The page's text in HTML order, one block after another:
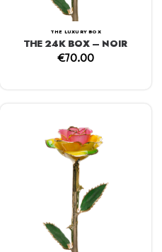
THE LUXURY BOX
THE 24K BOX – NOIR
€70.00